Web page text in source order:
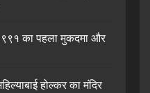
का पहला मुकदमा और
होल्कर का मंदिर